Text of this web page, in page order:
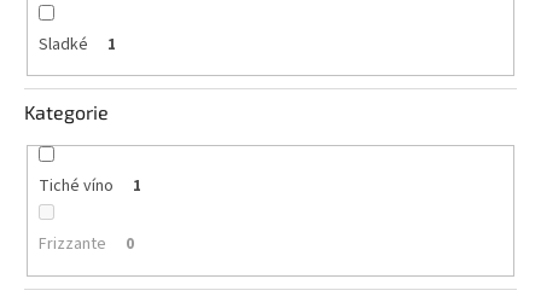
vínu
Vývrtky
BiB
-
větší
objem
Ostatní
Sladké 1
Kategorie
Tiché víno 1
Frizzante 0